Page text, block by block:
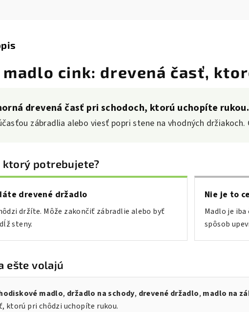
madlo cink: drevená časť,
drevená časť pri schodoch, ktorú uchopíte rukou.
zábradlia alebo viesť popri stene na vhodných držiakoch.
ktorý potrebujete?
drevené držadlo
držíte. Môže zakončiť zábradlie alebo byť
steny.
Nie je to
Madlo je
spôsob
ešte volajú
madlo, držadlo na schody, drevené držadlo, madlo na
ktorú pri chôdzi uchopíte rukou.